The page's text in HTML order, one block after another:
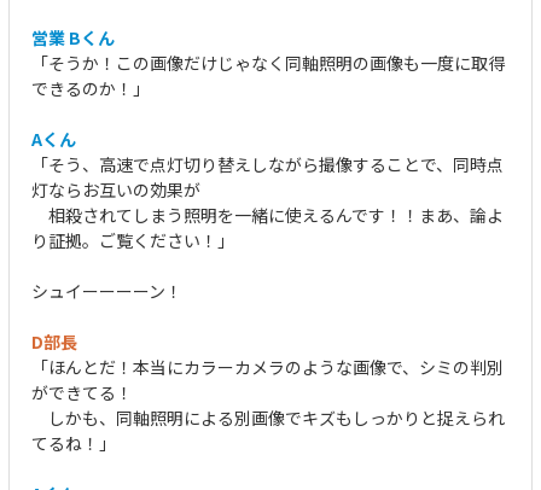
営業 Bくん
「そうか！この画像だけじゃなく同軸照明の画像も一度に取得
できるのか！」
Aくん
「そう、高速で点灯切り替えしながら撮像することで、同時点
灯ならお互いの効果が
相殺されてしまう照明を一緒に使えるんです！！まあ、論よ
り証拠。ご覧ください！」
シュイーーーーン！
D部長
「ほんとだ！本当にカラーカメラのような画像で、シミの判別
ができてる！
しかも、同軸照明による別画像でキズもしっかりと捉えられ
てるね！」